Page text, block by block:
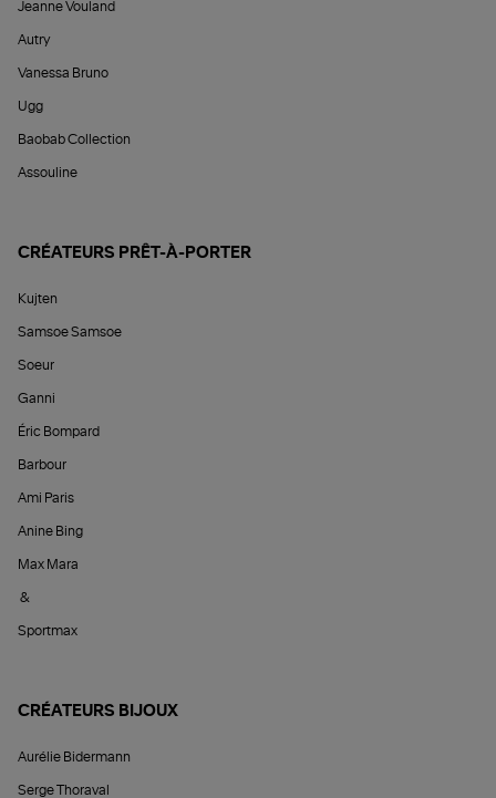
Jeanne Vouland
Autry
Vanessa Bruno
Ugg
Baobab Collection
Assouline
CRÉATEURS PRÊT-À-PORTER
Kujten
Samsoe Samsoe
Soeur
Ganni
Éric Bompard
Barbour
Ami Paris
Anine Bing
Max Mara
&
Sportmax
CRÉATEURS BIJOUX
Aurélie Bidermann
Serge Thoraval